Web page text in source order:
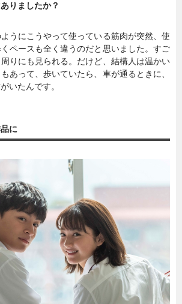
りましたか？
うにこうやって使っている筋肉が突然、使
ペースも全く違うのだと思いました。すご
りにも見られる。だけど、結構人は温かい
あって、歩いていたら、車が通るときに、
いたんです。
に